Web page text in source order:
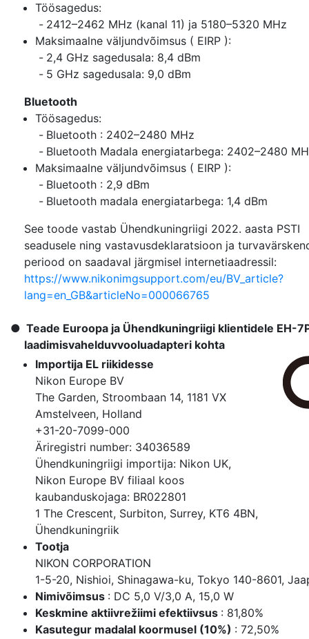
Töösagedus:
2412–2462 MHz (kanal 11) ja 5180–5320 MHz
Maksimaalne väljundvõimsus ( EIRP ):
2,4 GHz sagedusala: 8,4 dBm
5 GHz sagedusala: 9,0 dBm
Bluetooth
Töösagedus:
Bluetooth : 2402–2480 MHz
Bluetooth Madala energiatarbega: 2402–2480
Maksimaalne väljundvõimsus ( EIRP ):
Bluetooth : 2,9 dBm
Bluetooth madala energiatarbega: 1,4 dBm
See toode vastab Ühendkuningriigi 2022. aasta PSTI
seadusele ning vastavusdeklaratsioon ja
periood on saadaval järgmisel internetiaadressil:
https://www.nikonimgsupport.com/eu/BV_article?
lang=en_GB&articleNo=000066765
Teade Euroopa ja Ühendkuningriigi klientidele EH-
laadimisvahelduvvooluadapteri kohta
Importija EL riikidesse
Nikon Europe BV
The Garden, Stroombaan 14, 1181 VX
Amstelveen, Holland
+31-20-7099-000
Äriregistri number: 34036589
Ühendkuningriigi importija: Nikon UK,
Nikon Europe BV filiaal koos
kaubanduskojaga: BR022801
1 The Crescent, Surbiton, Surrey, KT6 4BN,
Ühendkuningriik
Tootja
NIKON CORPORATION
1-5-20, Nishioi, Shinagawa-ku, Tokyo 140-8601,
Nimivõimsus : DC 5,0 V/3,0 A, 15,0 W
Keskmine aktiivrežiimi efektiivsus : 81,80%
Kasutegur madalal koormusel (10%) : 72,50%